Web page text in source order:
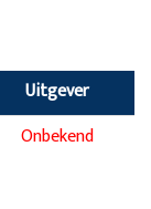
Uitgever
Onbekend